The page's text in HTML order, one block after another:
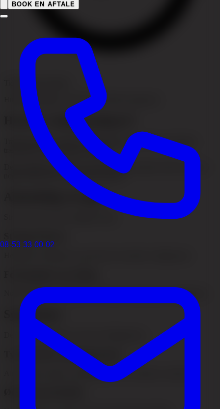
BOOK EN AFTALE
08-53 33 00 02
Tidlig indsats hjælper
Hurtige ændringer i vaner kan forbedre prognosen
Hvad er traktionsalopeci?
Traktionsalopeci opstår, når hårsækkene udsættes for gentagen
trækning over en længere periode.
Denne tilstand ses ofte hos personer med stramme frisurer og kan i
nogle tilfælde føre til permanent hårtab.
Almindelige årsager
Nogle metoder kan udgøre en konstant belastning for hårsækkene.
Symptomer
De første symptomer ses ofte ved hårgrænsen.
Tyndere hår ved hårgrænsen
Almindelig i panden og tindingerne, hvor trækket er stærkest.